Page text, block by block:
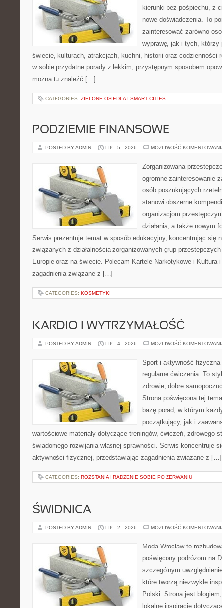
kierunki bez pośpiechu, z
nowe doświadczenia. To
zainteresować zarówno
wyprawę, jak i tych, którzy
świecie, kulturach, atrakcjach, kuchni, historii oraz codzienności
w sobie przydatne porady z lekkim, przystępnym sposobem
można tu znaleźć […]
CATEGORIES: ZIELONE OSIEDLA I SMART CITIES
PODZIEMIE FINANSOWE
POSTED BY ADMIN LIP - 5 - 2026 MOŻLIWOŚĆ
Zorganizowana
ogromne zainteresowanie
osób poszukujących
stanowi obszerne
organizacjom
działania, a także nowym
Serwis prezentuje temat w sposób edukacyjny, koncentrując się
związanych z działalnością zorganizowanych grup
Europie oraz na świecie. Polecam Kartele Narkotykowe i Kultura
zagadnienia związane z […]
CATEGORIES: KOSMETYKI
KARDIO I WYTRZYMAŁOŚĆ
POSTED BY ADMIN LIP - 4 - 2026 MOŻLIWOŚĆ
Sport i aktywność
regularne ćwiczenia. To
zdrowie, dobre
Strona poświęcona tej
bazę porad, w którym
początkujący, jak i
wartościowe materiały dotyczące treningów, ćwiczeń, zdrowego
świadomego rozwijania własnej sprawności. Serwis koncentruje
aktywności fizycznej, przedstawiając zagadnienia związane z […]
CATEGORIES: ROZSTANIA I RADZENIE SOBIE PO ZERWANIU
ŚWIDNICA
POSTED BY ADMIN LIP - 2 - 2026 MOŻLIWOŚĆ
Moda Wrocław to
poświęcony podróżom na
szczególnym
które tworzą niezwykle
Polski. Strona jest
lokalne inspiracje